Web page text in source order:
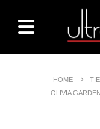
HOME
OLIVIA